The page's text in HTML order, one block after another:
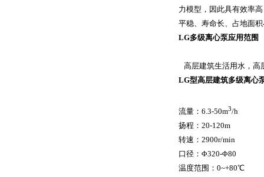
力模型，因此具有效率
平稳、寿命长、占地面
LG多级离心泵应用范围
高层建筑生活用水，高
LG型高层建筑多级离心
流量：6.3-50m3/h
扬程：20-120m
转速：2900r/min
口径：Φ320-Φ80
温度范围：0~+80℃